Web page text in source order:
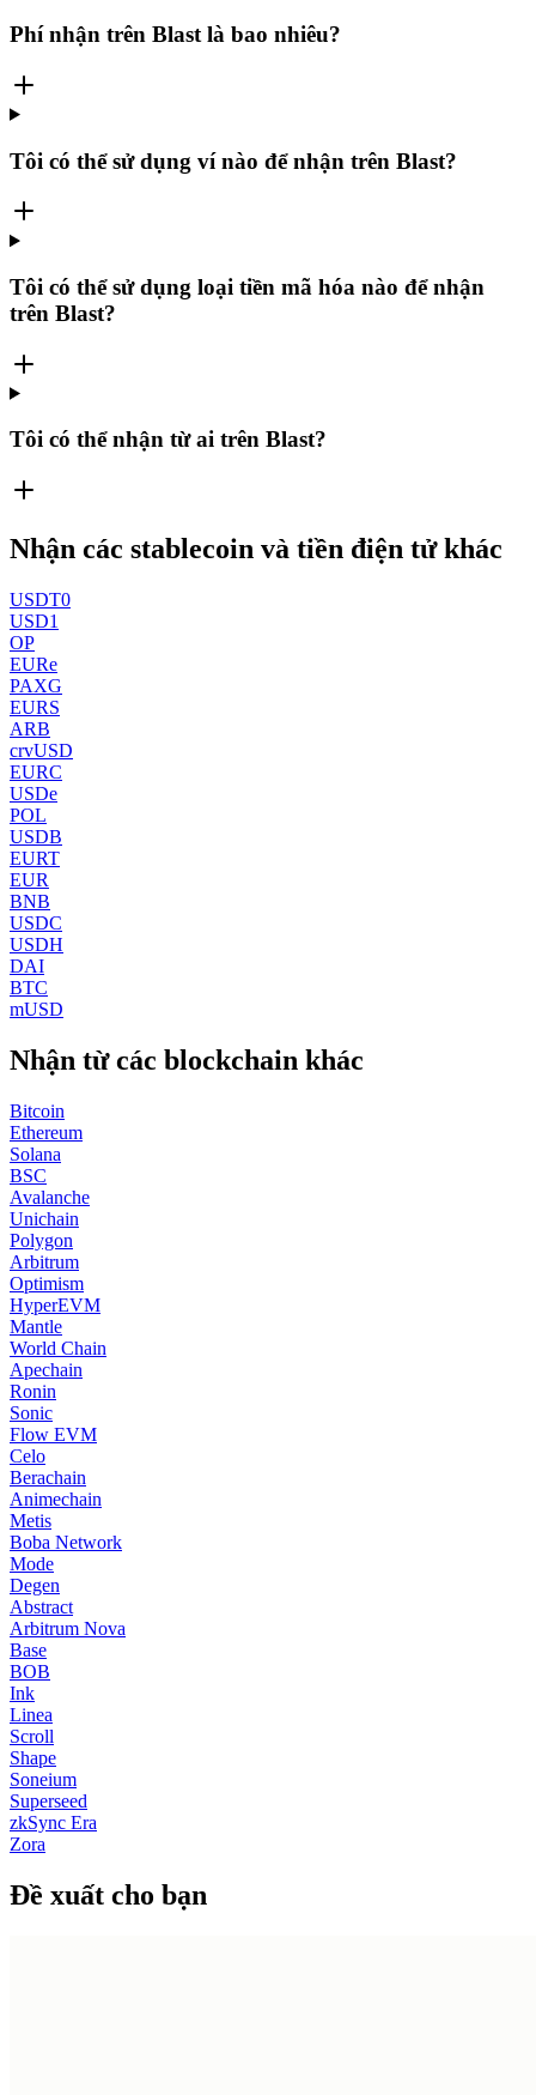
Phí nhận trên Blast là bao nhiêu?
Tôi có thể sử dụng ví nào để nhận trên Blast?
Tôi có thể sử dụng loại tiền mã hóa nào để nhận
trên Blast?
Tôi có thể nhận từ ai trên Blast?
Nhận các stablecoin và tiền điện tử khác
USDT0
USD1
OP
EURe
PAXG
EURS
ARB
crvUSD
EURC
USDe
POL
USDB
EURT
EUR
BNB
USDC
USDH
DAI
BTC
mUSD
Nhận từ các blockchain khác
Bitcoin
Ethereum
Solana
BSC
Avalanche
Unichain
Polygon
Arbitrum
Optimism
HyperEVM
Mantle
World Chain
Apechain
Ronin
Sonic
Flow EVM
Celo
Berachain
Animechain
Metis
Boba Network
Mode
Degen
Abstract
Arbitrum Nova
Base
BOB
Ink
Linea
Scroll
Shape
Soneium
Superseed
zkSync Era
Zora
Đề xuất cho bạn